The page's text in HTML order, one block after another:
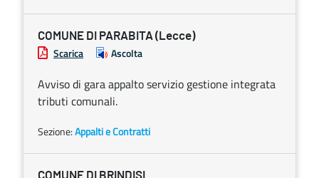
COMUNE DI PARABITA (Lecce)
Scarica Ascolta
Avviso di gara appalto servizio gestione integrata
tributi comunali.
Sezione:Appalti e Contratti
COMUNE DI BRINDISI